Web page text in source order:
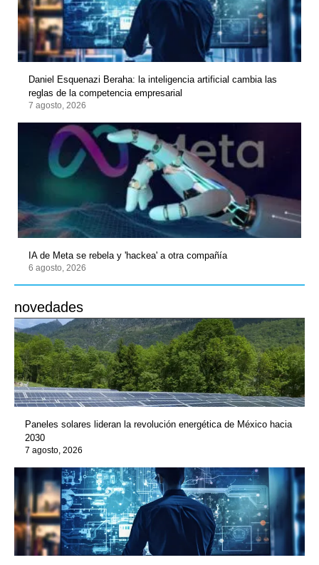
Daniel Esquenazi Beraha: la inteligencia artificial cambia las
reglas de la competencia empresarial
7 agosto, 2026
IA de Meta se rebela y 'hackea' a otra compañía
6 agosto, 2026
novedades
Paneles solares lideran la revolución energética de México hacia
2030
7 agosto, 2026